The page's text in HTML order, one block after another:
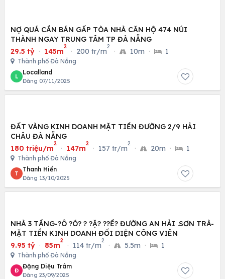
NỢ QUÁ CẦN BÁN GẤP TÒA NHÀ CĂN HỘ 474 NÚI
THÀNH NGAY TRUNG TÂM TP ĐÀ NẴNG
29.5 tỷ · 145m
2
· 200 tr/m
2
· 10m · 1
Thành phố Đà Nẵng
L
Localland
Đăng 07/11/2025
ĐẤT VÀNG KINH DOANH MẶT TIỀN ĐƯỜNG 2/9 HẢI
CHÂU ĐÀ NẴNG
180 triệu/m
2
· 147m
2
· 157 tr/m
2
· 20m · 1
Thành phố Đà Nẵng
T
Thanh Hiền
Đăng 13/10/2025
NHÀ 3 TẦNG-?Ô ?Ó? ? ?Ặ? ??Ề? ĐƯỜNG AN HẢI .SƠN TRÀ-
MẶT TIỀN KINH DOANH ĐỐI DIỆN CÔNG VIÊN
9.95 tỷ · 85m
2
· 114 tr/m
2
· 5.5m · 1
Thành phố Đà Nẵng
Đ
Đặng Diệu Trâm
Đăng 23/09/2025